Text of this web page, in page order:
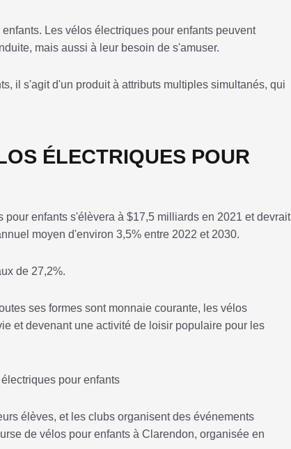
Les vélos électriques pour enfants peuvent
mais aussi à leur besoin de s'amuser.
il s'agit d'un produit à attributs multiples simultanés, qui
ÉLECTRIQUES POUR
enfants s'élèvera à $17,5 milliards en 2021 et devrait
moyen d'environ 3,5% entre 2022 et 2030.
de 27,2%.
ses formes sont monnaie courante, les vélos
et devenant une activité de loisir populaire pour les
élèves, et les clubs organisent des événements
de vélos pour enfants à Clarendon, organisée en